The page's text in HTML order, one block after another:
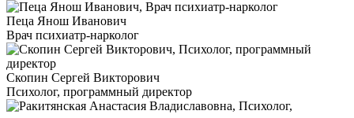
Пеца Янош Иванович
Врач психиатр-нарколог
Скопин Сергей Викторович
Психолог, программный директор